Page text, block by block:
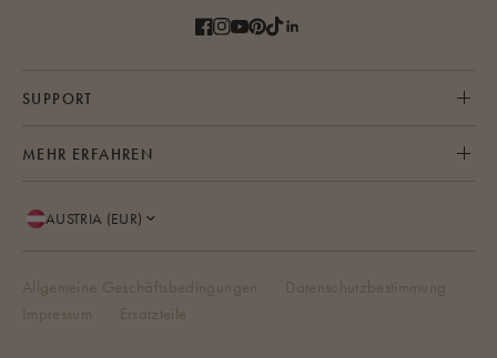
MEHR ERFAHREN
SUPPORT
AUSTRIA (EUR)
Allgemeine Geschäftsbedingungen
Datenschutzbestimmung
Impressum
Ersatzteile